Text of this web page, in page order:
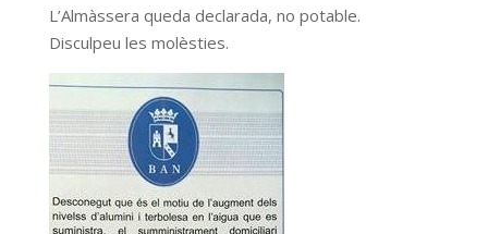
L’Almàssera queda declarada, no potable.
Disculpeu les molèsties.